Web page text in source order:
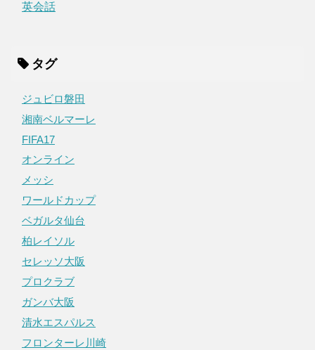
英会話
タグ
ジュビロ磐田
湘南ベルマーレ
FIFA17
オンライン
メッシ
ワールドカップ
ベガルタ仙台
柏レイソル
セレッソ大阪
プロクラブ
ガンバ大阪
清水エスパルス
フロンターレ川崎